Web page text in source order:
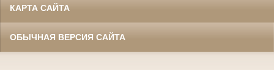
КАРТА САЙТА
ОБЫЧНАЯ ВЕРСИЯ САЙТА